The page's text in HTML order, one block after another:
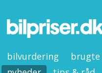
bilvurdering